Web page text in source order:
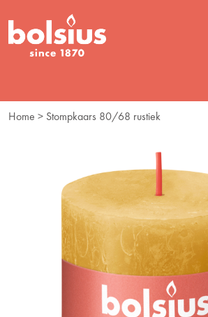
Home > Stompkaars 80/68 rustiek